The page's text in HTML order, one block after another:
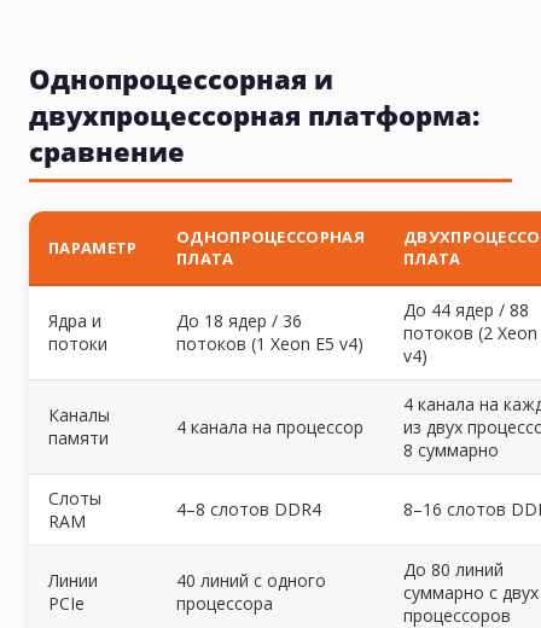
Однопроцессорная и
двухпроцессорная платформа:
сравнение
ПАРАМЕТР
ОДНОПРОЦЕССОРНАЯ
ПЛАТА
ПЛАТА
Ядра и
потоки
До 18 ядер / 36
потоков (1 Xeon E5 v4)
До 44 ядер / 88
потоков (2 Xeon
v4)
Каналы
памяти
4 канала на процессор
4 канала на
из двух
8 суммарно
Слоты
RAM
4–8 слотов DDR4 8–16 слотов
Линии
PCIe
40 линий с одного
процессора
До 80 линий
суммарно с двух
процессоров